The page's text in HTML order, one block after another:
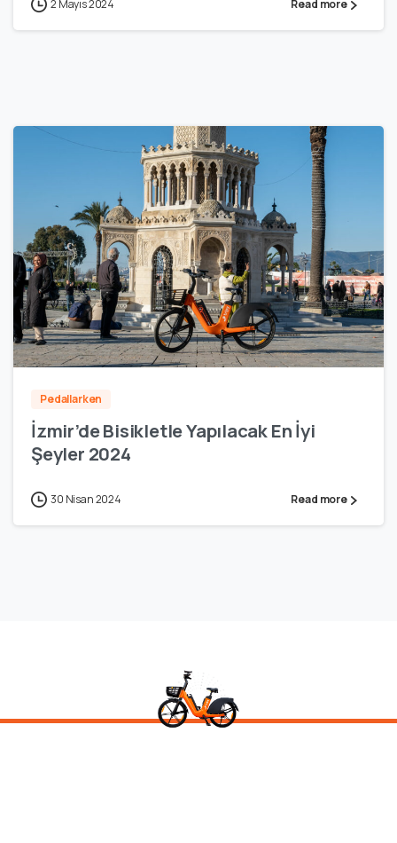
2 Mayıs 2024 Read more
3
Pedallarken
İzmir’de Bisikletle Yapılacak En İyi
Şeyler 2024
30 Nisan 2024 Read more